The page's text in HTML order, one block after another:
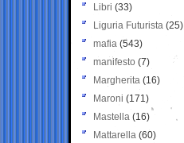
Libri (33)
Liguria Futurista (25)
mafia (543)
manifesto (7)
Margherita (16)
Maroni (171)
Mastella (16)
Mattarella (60)